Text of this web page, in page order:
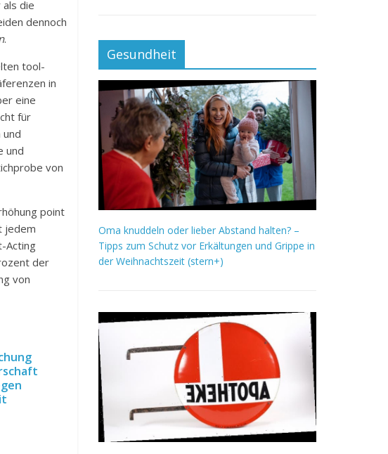
die
dennoch
.
tool-
in
eine
für
und
von
point
jedem
Acting
der
von
Gesundheit
Oma knuddeln oder lieber Abstand halten? –
Tipps zum Schutz vor Erkältungen und Grippe in
der Weihnachtszeit (stern+)